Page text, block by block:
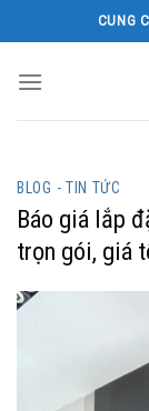
to
CUNG
BLOG - TIN TỨC
Báo giá lắp
trọn gói, giá